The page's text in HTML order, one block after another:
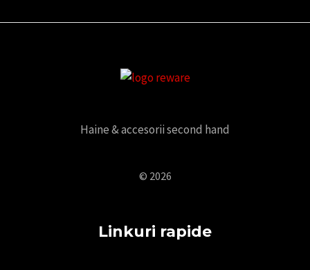
Haine & accesorii second hand
© 2026
Linkuri rapide